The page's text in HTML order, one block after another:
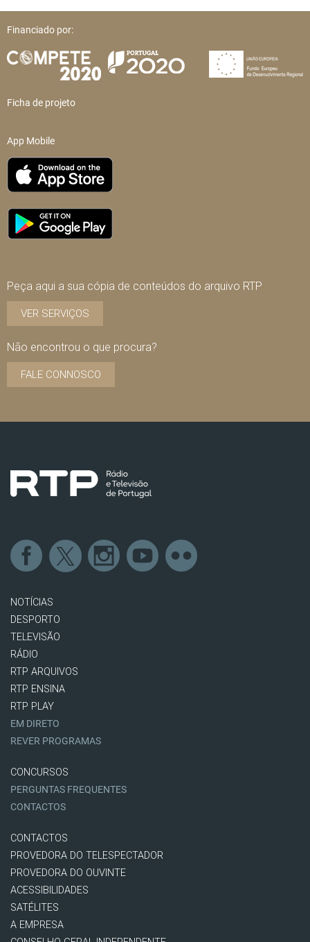
Financiado por:
Ficha de projeto
App Mobile
Peça aqui a sua cópia de conteúdos do arquivo RTP
VER SERVIÇOS
Não encontrou o que procura?
FALE CONNOSCO
NOTÍCIAS
DESPORTO
TELEVISÃO
RÁDIO
RTP ARQUIVOS
RTP ENSINA
RTP PLAY
EM DIRETO
REVER PROGRAMAS
CONCURSOS
PERGUNTAS FREQUENTES
CONTACTOS
CONTACTOS
PROVEDORA DO TELESPECTADOR
PROVEDORA DO OUVINTE
ACESSIBILIDADES
SATÉLITES
A EMPRESA